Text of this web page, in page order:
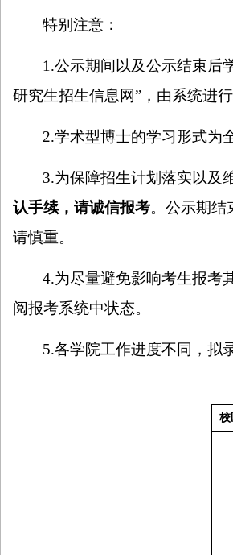
特别注意：
1.公示期间以及公示结束后
研究生招生信息网”，由系统进
2.学术型博士的学习形式为
3.为保障招生计划落实以及
认手续，请诚信报考。公示期结
请慎重。
4.为尽量避免影响考生报考
阅报考系统中状态。
5.各学院工作进度不同，拟
校